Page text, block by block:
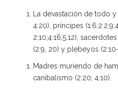
La devastación de todo
4:20), príncipes
2:10;4:16;5:12),
(2:9, 20) y plebeyos
Madres muriendo de
canibalismo (2:20; 4:10).